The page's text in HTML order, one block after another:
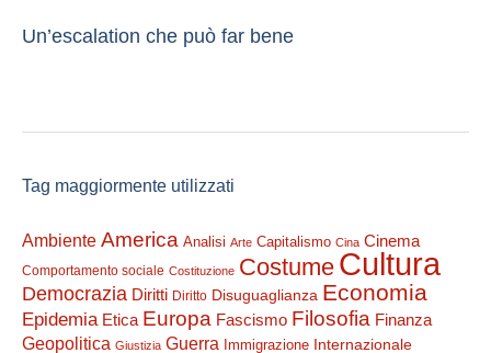
Un’escalation che può far bene
Tag maggiormente utilizzati
Ambiente America Analisi Arte Capitalismo Cina Cinema
Comportamento sociale Costituzione Costume Cultura
Democrazia Diritti Diritto Disuguaglianza Economia
Epidemia Etica Europa Fascismo Filosofia Finanza
Geopolitica Giustizia Guerra Immigrazione Internazionale